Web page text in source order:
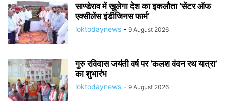
साण्डेराव में खुलेगा देश का इकलौता ‘सेंटर ऑफ
एक्सीलेंस इंडीजिनस फार्म’
loktodaynews - 9 August 2026
गुरु रविदास जयंती वर्ष पर ‘कलश वंदन रथ यात्रा’
का शुभारंभ
loktodaynews - 9 August 2026